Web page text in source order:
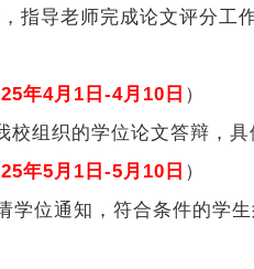
指导老师完成论文评分工
年4月1日-4月10日 ）
组织的学位论文答辩，具
年5月1日-5月10日 ）
学位通知，符合条件的学